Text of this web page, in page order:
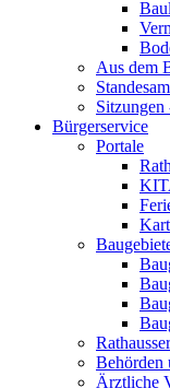
Aus dem
Sitzungen
Bürgerservice
Portale
Behörden
Ärztliche